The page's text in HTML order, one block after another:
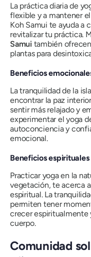
La práctica diaria de
flexible y a mantener
Koh Samui te ayuda a
revitalizar tu práctica.
Samui también
plantas para
Beneficios
La tranquilidad de la
encontrar la paz
sentir más relajado y
experimentar el yoga
autoconciencia y
emocional.
Beneficios espirituales
Practicar yoga en la
vegetación, te acerca
espiritual. La
permiten tener
crecer
cuerpo.
Comunidad